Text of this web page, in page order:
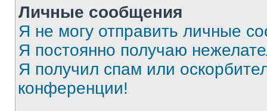
Личные сообщения
Я не могу отправить личные
Я постоянно получаю
Я получил спам или
конференции!